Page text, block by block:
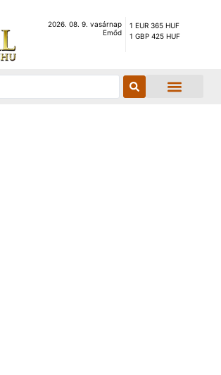
2026. 08. 9. vasárnap
Emőd
1 EUR 365 HUF
1 GBP 425 HUF